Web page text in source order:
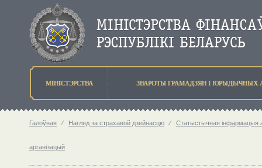
МIНIСТЭРСТВА ЗВАРОТЫ ГРАМАДЗЯН I ЮРЫДЫЧНЫХ
Галоўная ⁄ Нагляд за страхавой дзейнасцю ⁄ Статыстычная інфармацыя
арганізацый